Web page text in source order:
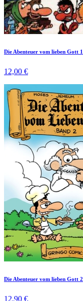
Die Abenteuer vom lieben Gott 1
12,00 €
Die Abenteuer vom lieben Gott 2
12,90 €